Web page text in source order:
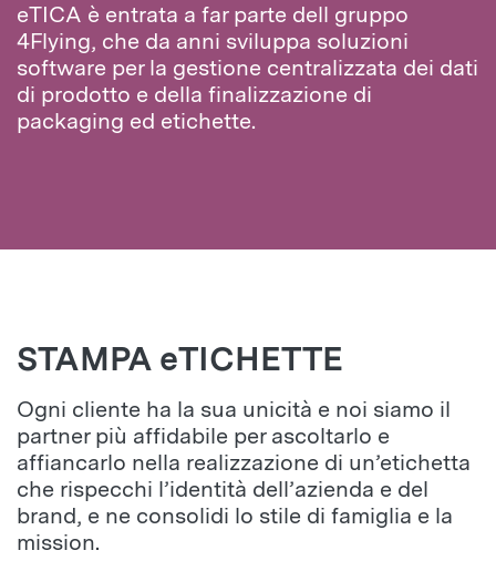
eTICA è entrata a far parte dell gruppo
4Flying, che da anni sviluppa soluzioni
software per la gestione centralizzata dei dati
di prodotto e della finalizzazione di
packaging ed etichette.
STAMPA eTICHETTE
Ogni cliente ha la sua unicità e noi siamo il
partner più affidabile per ascoltarlo e
affiancarlo nella realizzazione di un’etichetta
che rispecchi l’identità dell’azienda e del
brand, e ne consolidi lo stile di famiglia e la
mission.